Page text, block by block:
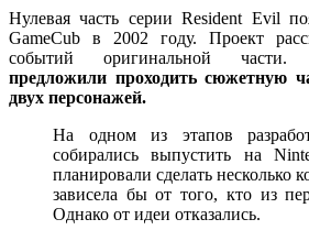
Нулевая часть серии Resident Evil
GameCub в 2002 году. Проект
событий оригинальной
предложили проходить сюжетную
двух персонажей.
На одном из этапов
собирались выпустить на
планировали сделать несколько
зависела бы от того, кто из
Однако от идеи отказались.